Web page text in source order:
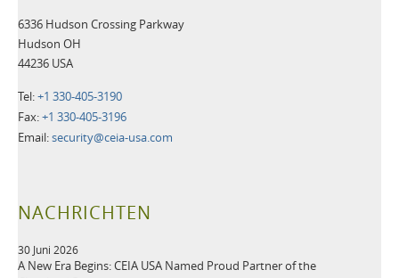
6336 Hudson Crossing Parkway
Hudson OH
44236 USA
Tel:+1 330-405-3190
Fax:+1 330-405-3196
Email:security@ceia-usa.com
NACHRICHTEN
30 Juni 2026
A New Era Begins: CEIA USA Named Proud Partner of the